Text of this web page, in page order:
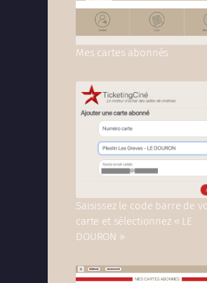
Mes cartes abonnés
Saisissez le code barre de
carte et sélectionnez « LE
DOURON »